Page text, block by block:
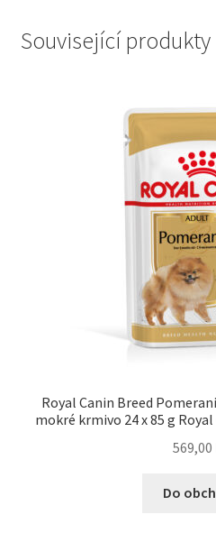
Související produkty
Royal Canin Breed
mokré krmivo 24 x 85 g
569,00
Do